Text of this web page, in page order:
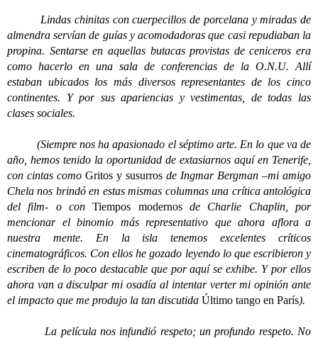
Lindas chinitas con cuerpecillos de porcelana y miradas de
almendra servían de guías y acomodadoras que casi repudiaban la
propina. Sentarse en aquellas butacas provistas de ceniceros era
como hacerlo en una sala de conferencias de la O.N.U. Allí
estaban ubicados los más diversos representantes de los cinco
continentes. Y por sus apariencias y vestimentas, de todas las
clases sociales.
(Siempre nos ha apasionado el séptimo arte. En lo que va de
año, hemos tenido la oportunidad de extasiarnos aquí en Tenerife,
con cintas como Gritos y susurros de Ingmar Bergman –mi amigo
Chela nos brindó en estas mismas columnas una crítica antológica
del film- o conTiempos modernosde Charlie Chaplin, por
mencionar el binomio más representativo que ahora aflora a
nuestra mente. En la isla tenemos excelentes críticos
cinematográficos. Con ellos he gozado leyendo lo que escribieron y
escriben de lo poco destacable que por aquí se exhibe. Y por ellos
ahora van a disculpar mi osadía al intentar verter mi opinión ante
el impacto que me produjo la tan discutida Último tango en París).
La película nos infundió respeto; un profundo respeto. No